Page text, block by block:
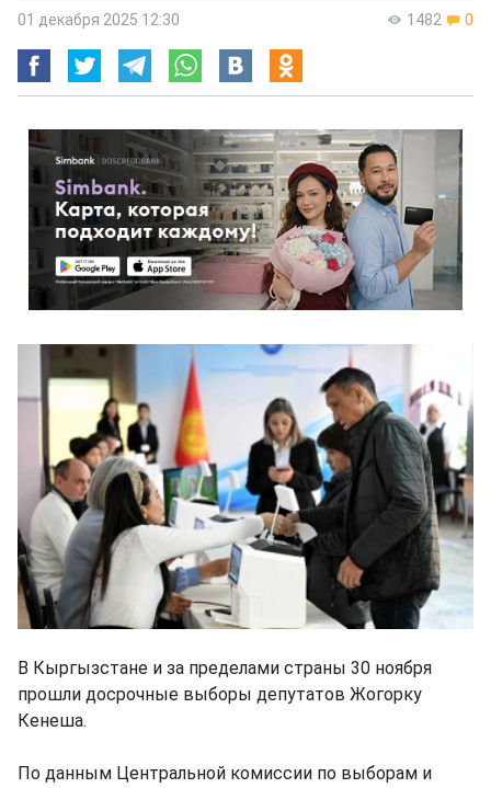
1482 0
01 декабря 2025 12:30
В Кыргызстане и за пределами страны 30 ноября
прошли досрочные выборы депутатов Жогорку
Кенеша.
По данным Центральной комиссии по выборам и